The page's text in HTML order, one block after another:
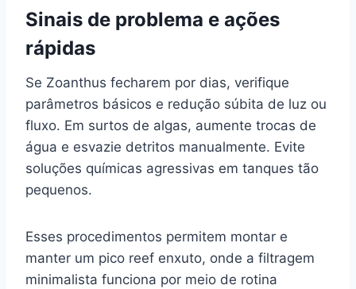
Sinais de problema e ações
rápidas
Se Zoanthus fecharem por dias, verifique
parâmetros básicos e redução súbita de luz ou
fluxo. Em surtos de algas, aumente trocas de
água e esvazie detritos manualmente. Evite
soluções químicas agressivas em tanques tão
pequenos.
Esses procedimentos permitem montar e
manter um pico reef enxuto, onde a filtragem
minimalista funciona por meio de rotina